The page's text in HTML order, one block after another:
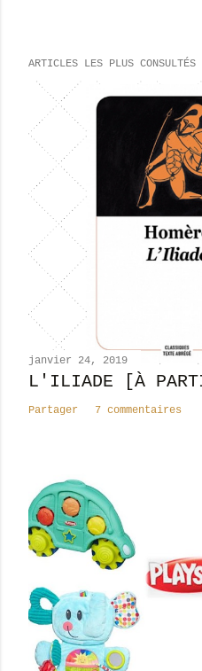
g
t
r
c
m
n
t
i
ARTICLES LES PLUS CONSULTÉS
janvier 24, 2019
L'ILIADE [À
Partager 7 commentaires